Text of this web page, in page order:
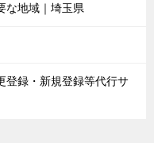
な地域｜埼玉県
登録・新規登録等代行サ